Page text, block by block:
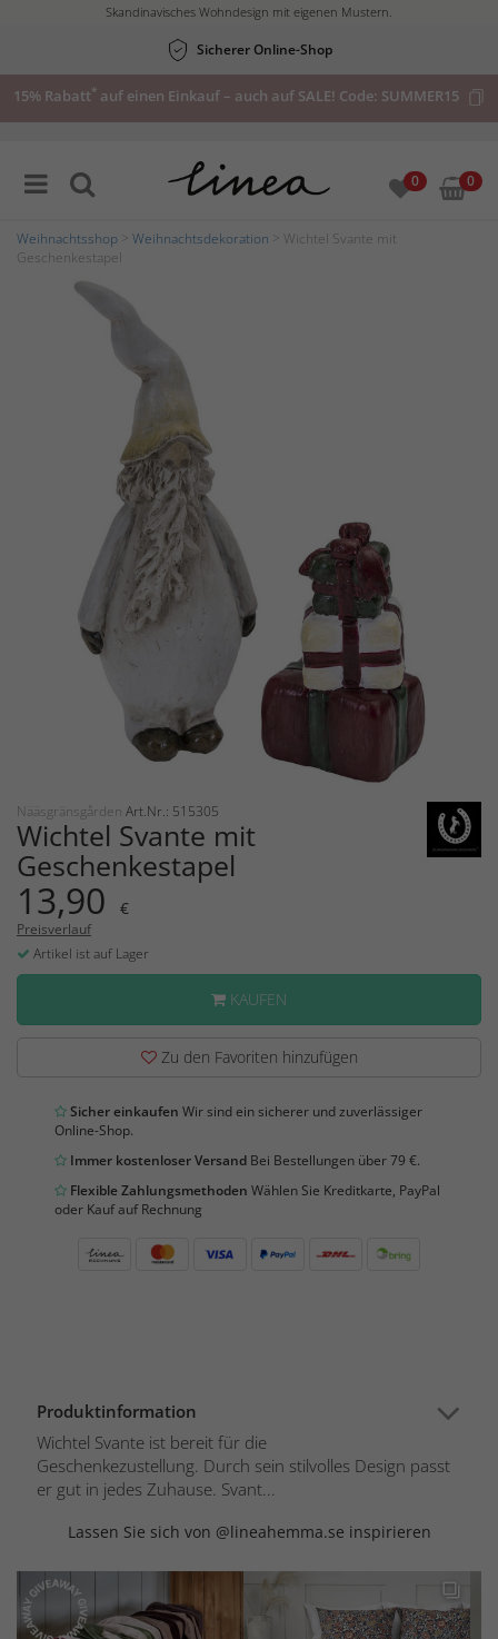
Skandinavisches Wohndesign mit eigenen Mustern.
Sicherer Online-Shop
15% Rabatt* auf einen Einkauf – auch auf SALE! Code: SUMMER15
0 0
Weihnachtsshop Weihnachtsdekoration > Wichtel Svante mit
Geschenkestapel
Nääsgränsgården Art.Nr.: 515305
Wichtel Svante mit
Geschenkestapel
13,90 €
Preisverlauf
Artikel ist auf Lager
KAUFEN
Zu den Favoriten hinzufügen
Sicher einkaufen Wir sind ein sicherer und zuverlässiger
Online-Shop.
Immer kostenloser Versand Bei Bestellungen über 79 €.
Flexible Zahlungsmethoden Wählen Sie Kreditkarte, PayPal
oder Kauf auf Rechnung
Produktinformation
Wichtel Svante ist bereit für die
Geschenkezustellung. Durch sein stilvolles Design passt
er gut in jedes Zuhause. Svant...
Lassen Sie sich von @lineahemma.se inspirieren